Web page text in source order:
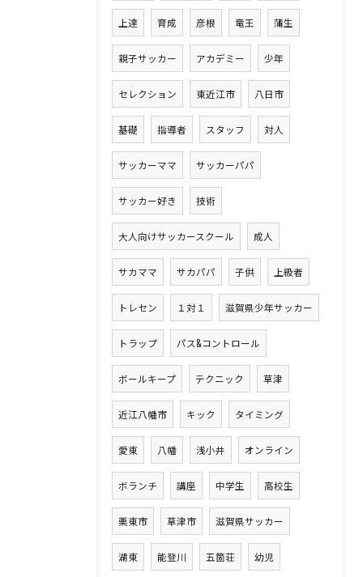
上達 育成 彦根 竜王 蒲生
親子サッカー アカデミー 少年
セレクション 東近江市 八日市
基礎 指導者 スタッフ 対人
サッカーママ サッカーパパ
サッカー好き 技術
大人向けサッカースクール 成人
サカママ サカパパ 子供 上級者
トレセン １対１ 滋賀県少年サッカー
トラップ パス&コントロール
ボールキープ テクニック 草津
近江八幡市 キック タイミング
愛東 八幡 浅小井 オンライン
ボランチ 講座 中学生 高校生
栗東市 草津市 滋賀県サッカー
湖東 能登川 五箇荘 幼児